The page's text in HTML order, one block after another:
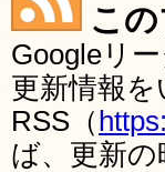
こ
Googleリ
更新情報
RSS（
ば、更新